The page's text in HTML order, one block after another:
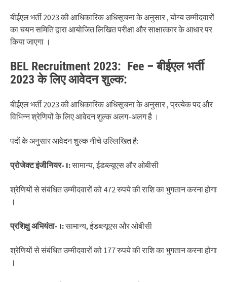
बीईएल भर्ती 2023 की आधिकारिक अधिसूचना के अनुसार , योग्य उम्मीदवारों
का चयन समिति द्वारा आयोजित लिखित परीक्षा और साक्षात्कार के आधार पर
किया जाएगा ।
BEL Recruitment 2023: Fee – बीईएल भर्ती
2023 के लिए आवेदन शुल्क:
बीईएल भर्ती 2023 की आधिकारिक अधिसूचना के अनुसार , प्रत्येक पद और
विभिन्न श्रेणियों के लिए आवेदन शुल्क अलग-अलग है ।
पदों के अनुसार आवेदन शुल्क नीचे उल्लिखित है:
प्रोजेक्ट इंजीनियर- I:सामान्य, ईडब्ल्यूएस और ओबीसी
श्रेणियों से संबंधित उम्मीदवारों को 472 रुपये की राशि का भुगतान करना होगा
।
प्रशिक्षु अभियंता- I:सामान्य, ईडब्ल्यूएस और ओबीसी
श्रेणियों से संबंधित उम्मीदवारों को 177 रुपये की राशि का भुगतान करना होगा
।